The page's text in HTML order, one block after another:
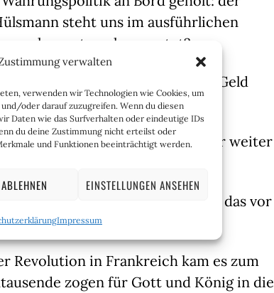
verwalten
verwenden wir Technologien wie Cookies, um
oder darauf zuzugreifen. Wenn du diesen
Daten wie das Surfverhalten oder eindeutige IDs
du deine Zustimmung nicht erteilst oder
und Funktionen beeinträchtigt werden.
ABLEHNEN EINSTELLUNGEN ANSEHEN
Impressum
steht uns im ausführlichen
euch sonst noch erwartet?
auch in turbulenten Zeiten Geld
Wie der Islam hierzulande immer weiter
umgarnt wird.
steckt in der Krise und das vor
Analyse.
Revolution in Frankreich kam es zum
zogen für Gott und König in die